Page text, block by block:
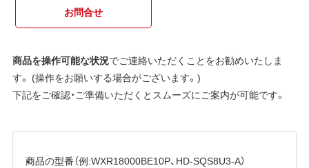
お問合せ
商品を操作可能な状況でご連絡いただくことをお勧めいたしま
す。 (操作をお願いする場合がございます。)
下記をご確認・ご準備いただくとスムーズにご案内が可能です。
商品の型番（例:WXR18000BE10P、HD-SQS8U3-A）